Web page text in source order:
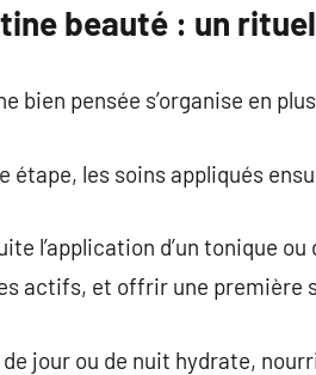
beauté : un
bien pensée s’organise en
étape, les soins appliqués
l’application d’un tonique
actifs, et offrir une première
jour ou de nuit hydrate,